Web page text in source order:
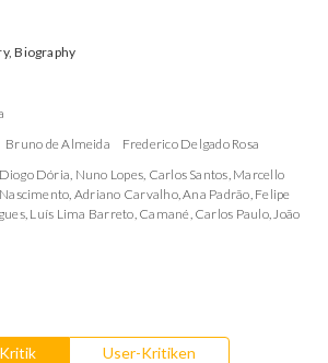
Biography
Bruno de Almeida
Frederico Delgado Rosa
Diogo Dória, Nuno Lopes, Carlos Santos, Marcello
, Adriano Carvalho,Ana Padrão, Felipe
, Luís Lima Barreto, Camané, Carlos Paulo,João
User-Kritiken